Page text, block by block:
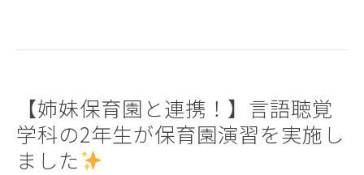
【姉妹保育園と連携！】言語聴覚
学科の2年生が保育園演習を実施し
ました